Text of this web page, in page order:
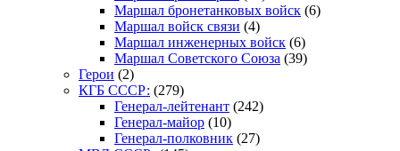
Маршал бронетанковых войск (6)
Маршал войск связи (4)
Маршал инженерных войск (6)
Маршал Советского Союза (39)
Герои (2)
КГБ СССР: (279)
Генерал-лейтенант (242)
Генерал-майор (10)
Генерал-полковник (27)